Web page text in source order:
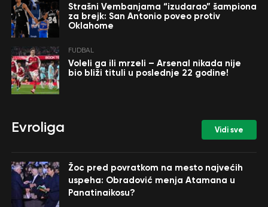
Strašni Vembanjama “izudarao” šampiona
za brejk: San Antonio poveo protiv
Oklahome
FUDBAL
Voleli ga ili mrzeli – Arsenal nikada nije
bio bliži tituli u poslednje 22 godine!
Evroliga Vidi sve
Žoc pred povratkom na mesto najvećih
uspeha: Obradović menja Atamana u
Panatinaikosu?